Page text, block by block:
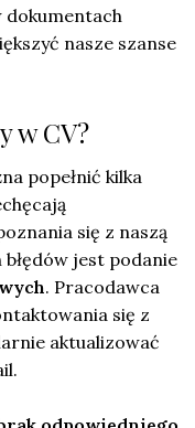
dokumentach
nasze szanse
w CV?
popełnić kilka
się z naszą
jest podanie
. Pracodawca
się z
aktualizować